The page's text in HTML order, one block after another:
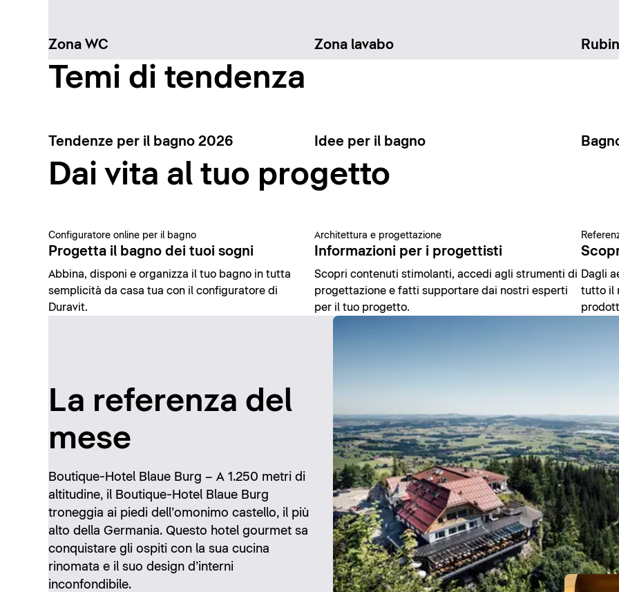
Zona WC Zona lavabo
Temi di tendenza
Tendenze per il bagno 2026 Idee per il bagno
Dai vita al tuo progetto
Configuratore online per il bagno
Progetta il bagno dei tuoi sogni
Abbina, disponi e organizza il tuo bagno in tutta
semplicità da casa tua con il configuratore di
Duravit.
Architettura e progettazione
Informazioni per i progettisti
Scopri contenuti stimolanti, accedi agli strumenti di
progettazione e fatti supportare dai nostri esperti
per il tuo progetto.
Dagli
tutto il
La referenza del
mese
Boutique-Hotel Blaue Burg – A 1.250 metri di
altitudine, il Boutique-Hotel Blaue Burg
troneggia ai piedi dell’omonimo castello, il più
alto della Germania. Questo hotel gourmet sa
conquistare gli ospiti con la sua cucina
rinomata e il suo design d’interni
inconfondibile.